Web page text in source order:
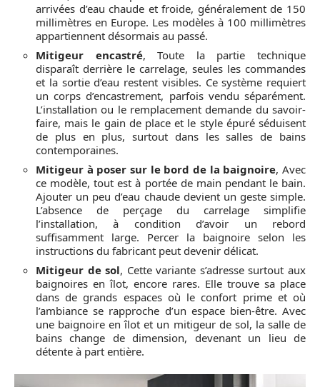
arrivées d’eau chaude et froide, généralement de 150
millimètres en Europe. Les modèles à 100 millimètres
appartiennent désormais au passé.
Mitigeur encastré, Toute la partie technique
disparaît derrière le carrelage, seules les commandes
et la sortie d’eau restent visibles. Ce système requiert
un corps d’encastrement, parfois vendu séparément.
L’installation ou le remplacement demande du savoir-
faire, mais le gain de place et le style épuré séduisent
de plus en plus, surtout dans les salles de bains
contemporaines.
Mitigeur à poser sur le bord de la baignoire, Avec
ce modèle, tout est à portée de main pendant le bain.
Ajouter un peu d’eau chaude devient un geste simple.
L’absence de perçage du carrelage simplifie
l’installation, à condition d’avoir un rebord
suffisamment large. Percer la baignoire selon les
instructions du fabricant peut devenir délicat.
Mitigeur de sol, Cette variante s’adresse surtout aux
baignoires en îlot, encore rares. Elle trouve sa place
dans de grands espaces où le confort prime et où
l’ambiance se rapproche d’un espace bien-être. Avec
une baignoire en îlot et un mitigeur de sol, la salle de
bains change de dimension, devenant un lieu de
détente à part entière.